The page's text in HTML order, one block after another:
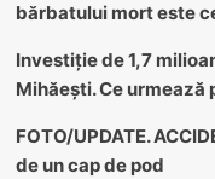
bărbatului mort este
Investiție de 1,7
Mihăești. Ce
FOTO/UPDATE.
de un cap de pod